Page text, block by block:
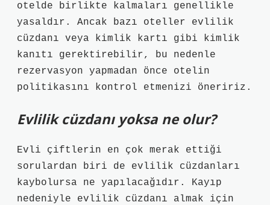
otelde birlikte kalmaları genellikle
yasaldır. Ancak bazı oteller evlilik
cüzdanı veya kimlik kartı gibi kimlik
kanıtı gerektirebilir, bu nedenle
rezervasyon yapmadan önce otelin
politikasını kontrol etmenizi öneririz.
Evlilik cüzdanı yoksa ne olur?
Evli çiftlerin en çok merak ettiği
sorulardan biri de evlilik cüzdanları
kaybolursa ne yapılacağıdır. Kayıp
nedeniyle evlilik cüzdanı almak için